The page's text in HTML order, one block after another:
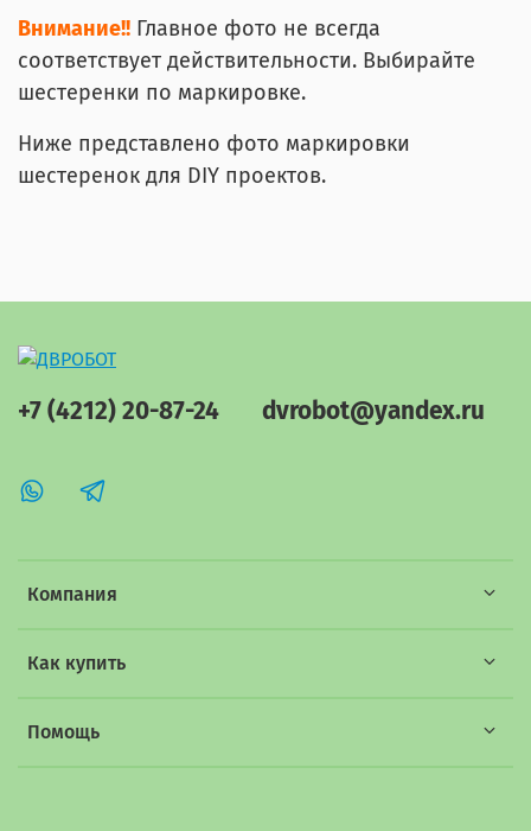
Внимание!! Главное фото не всегда
соответствует действительности. Выбирайте
шестеренки по маркировке.
Ниже представлено фото маркировки
шестеренок для DIY проектов.
Компания
Как купить
Помощь
+7 (4212) 20-87-24 dvrobot@yandex.ru